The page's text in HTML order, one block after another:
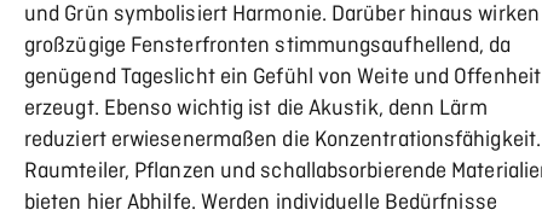
und Grün symbolisiert Harmonie. Darüber hinaus wirken
großzügige Fensterfronten stimmungsaufhellend, da
genügend Tageslicht ein Gefühl von Weite und Offenheit
erzeugt. Ebenso wichtig ist die Akustik, denn Lärm
reduziert erwiesenermaßen die Konzentrationsfähigkeit.
Raumteiler, Pflanzen und schallabsorbierende
bieten hier Abhilfe. Werden individuelle Bedürfnisse